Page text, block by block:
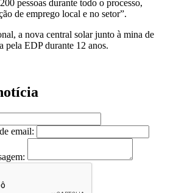
pessoas durante todo o processo,
de emprego local e no setor”.
a nova central solar junto à mina de
pela EDP durante 12 anos.
email: